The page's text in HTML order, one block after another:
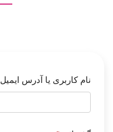
نام کاربری یا آدرس ایمیل